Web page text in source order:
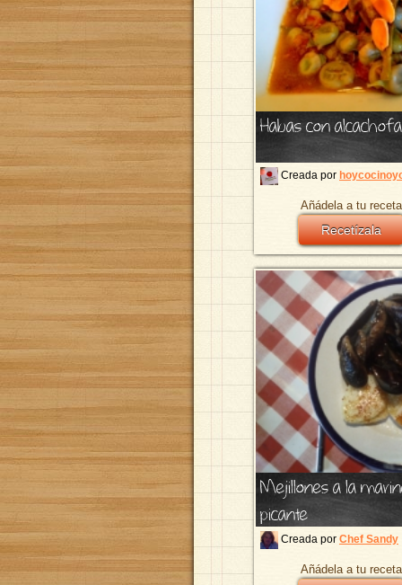
Habas con
Creada por
Añádela a tu
Recetízala
Mejillones a la
picante
Creada por Chef Sandy
Añádela a tu